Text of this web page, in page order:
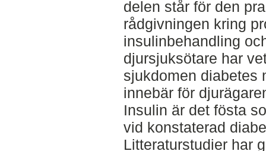
delen står för den
rådgivningen kring
insulinbehandling
djursjuksötare har
sjukdomen diabetes
innebär för
Insulin är det fösta
vid konstaterad
Litteraturstudier har